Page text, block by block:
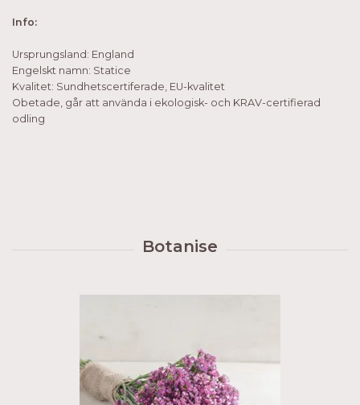
Info:
Ursprungsland: England
Engelskt namn: Statice
Kvalitet: Sundhetscertiferade, EU-kvalitet
Obetade, går att använda i ekologisk- och KRAV-certifierad
odling